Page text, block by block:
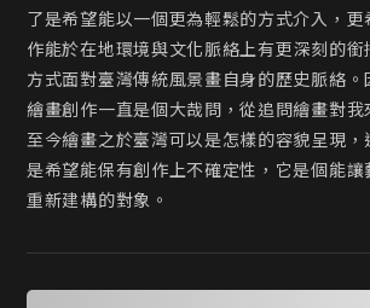
了是希望能以一個更為輕鬆的方式介入，更
作能於在地環境與文化脈絡上有更深刻的
方式面對臺灣傳統風景畫自身的歷史脈絡
繪畫創作一直是個大哉問，從追問繪畫對
至今繪畫之於臺灣可以是怎樣的容貌呈現，
是希望能保有創作上不確定性，它是個能讓
重新建構的對象。